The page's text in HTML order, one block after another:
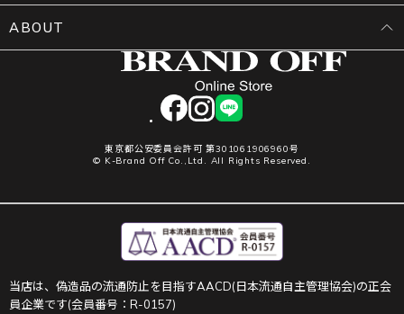
facebookinstagram
LINE
東京都公安委員会許可 第301061906960号
© K-Brand Off Co.,Ltd. All Rights Reserved.
ABOUT
当店は、偽造品の流通防止を目指すAACD(日本流通自主管理協会)の正会
員企業です(会員番号：R-0157)